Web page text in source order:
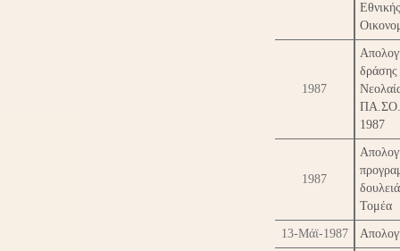
Εθνικής
1987
1987
1987
Τομέα
13-Μάϊ-1987